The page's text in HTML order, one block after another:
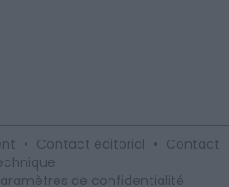
• Contact éditorial • Contact
de confidentialité